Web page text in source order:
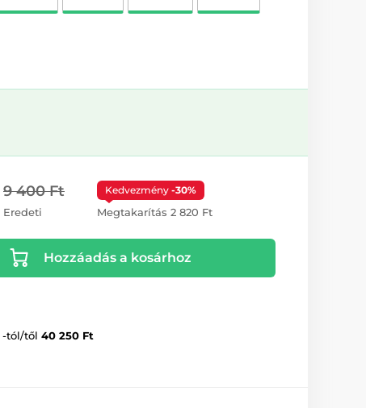
9 400 Ft
Eredeti
Kedvezmény -30%
Megtakarítás 2 820 Ft
Hozzáadás a kosárhoz
-tól/től 40 250 Ft